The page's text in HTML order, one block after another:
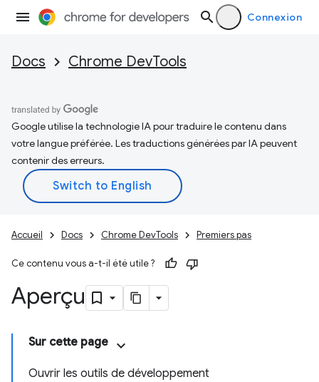
Connexion
Docs Chrome DevTools
Google utilise la technologie IA pour traduire le contenu dans
votre langue préférée. Les traductions générées par IA peuvent
contenir des erreurs.
Accueil Docs Chrome DevTools Premiers pas
Ce contenu vous a-t-il été utile ?
Aperçu
Sur cette page
Ouvrir les outils de développement